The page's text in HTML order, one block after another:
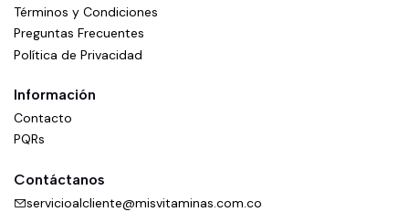
Términos y Condiciones
Preguntas Frecuentes
Política de Privacidad
Información
Contacto
PQRs
Contáctanos
servicioalcliente@misvitaminas.com.co